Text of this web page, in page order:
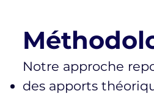
Notre approche
des apports